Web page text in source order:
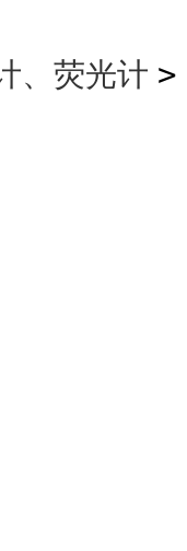
、荧光计 >